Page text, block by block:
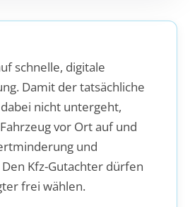
schnelle, digitale
Damit der tatsächliche
nicht untergeht,
vor Ort auf und
und
Kfz-Gutachter dürfen
frei wählen.